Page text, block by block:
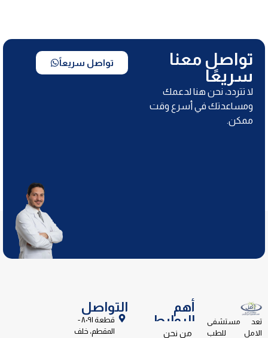
تواصل معنا
سريعًا
لا تتردد، نحن هنا لدعمك
ومساعدتك في أسرع وقت
ممكن.
تواصل سريعاً
تعد مستشفى
الامل للطب
أهم
الروابط
من نحن
التواصل
قطعة ٨٠٩١ -
المقطم، خلف